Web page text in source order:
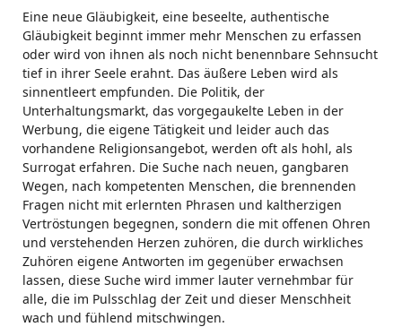
Eine neue Gläubigkeit, eine beseelte, authentische
Gläubigkeit beginnt immer mehr Menschen zu erfassen
oder wird von ihnen als noch nicht benennbare Sehnsucht
tief in ihrer Seele erahnt. Das äußere Leben wird als
sinnentleert empfunden. Die Politik, der
Unterhaltungsmarkt, das vorgegaukelte Leben in der
Werbung, die eigene Tätigkeit und leider auch das
vorhandene Religionsangebot, werden oft als hohl, als
Surrogat erfahren. Die Suche nach neuen, gangbaren
Wegen, nach kompetenten Menschen, die brennenden
Fragen nicht mit erlernten Phrasen und kaltherzigen
Vertröstungen begegnen, sondern die mit offenen Ohren
und verstehenden Herzen zuhören, die durch wirkliches
Zuhören eigene Antworten im gegenüber erwachsen
lassen, diese Suche wird immer lauter vernehmbar für
alle, die im Pulsschlag der Zeit und dieser Menschheit
wach und fühlend mitschwingen.